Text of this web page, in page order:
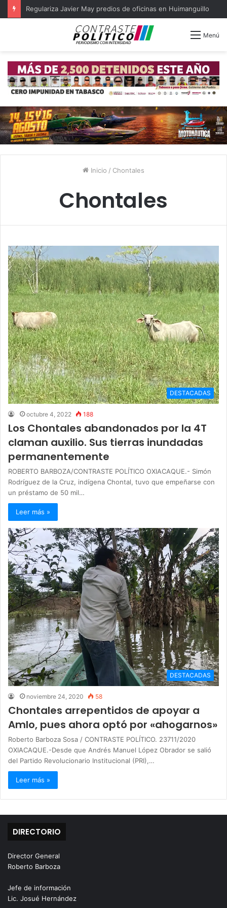
Regulariza Javier May predios de oficinas en Huimanguillo
Menú
Inicio / Chontales
Chontales
DESTACADAS
octubre 4, 2022 188
Los Chontales abandonados por la 4T
claman auxilio. Sus tierras inundadas
permanentemente
ROBERTO BARBOZA/CONTRASTE POLÍTICO OXIACAQUE.- Simón
Rodríguez de la Cruz, indígena Chontal, tuvo que empeñarse con
un préstamo de 50 mil…
Leer más »
DESTACADAS
noviembre 24, 2020 58
Chontales arrepentidos de apoyar a
Amlo, pues ahora optó por «ahogarnos»
Roberto Barboza Sosa / CONTRASTE POLÍTICO. 23711/2020
OXIACAQUE.-Desde que Andrés Manuel López Obrador se salió
del Partido Revolucionario Institucional (PRI),…
Leer más »
DIRECTORIO
Director General
Roberto Barboza
Jefe de información
Lic. Josué Hernández